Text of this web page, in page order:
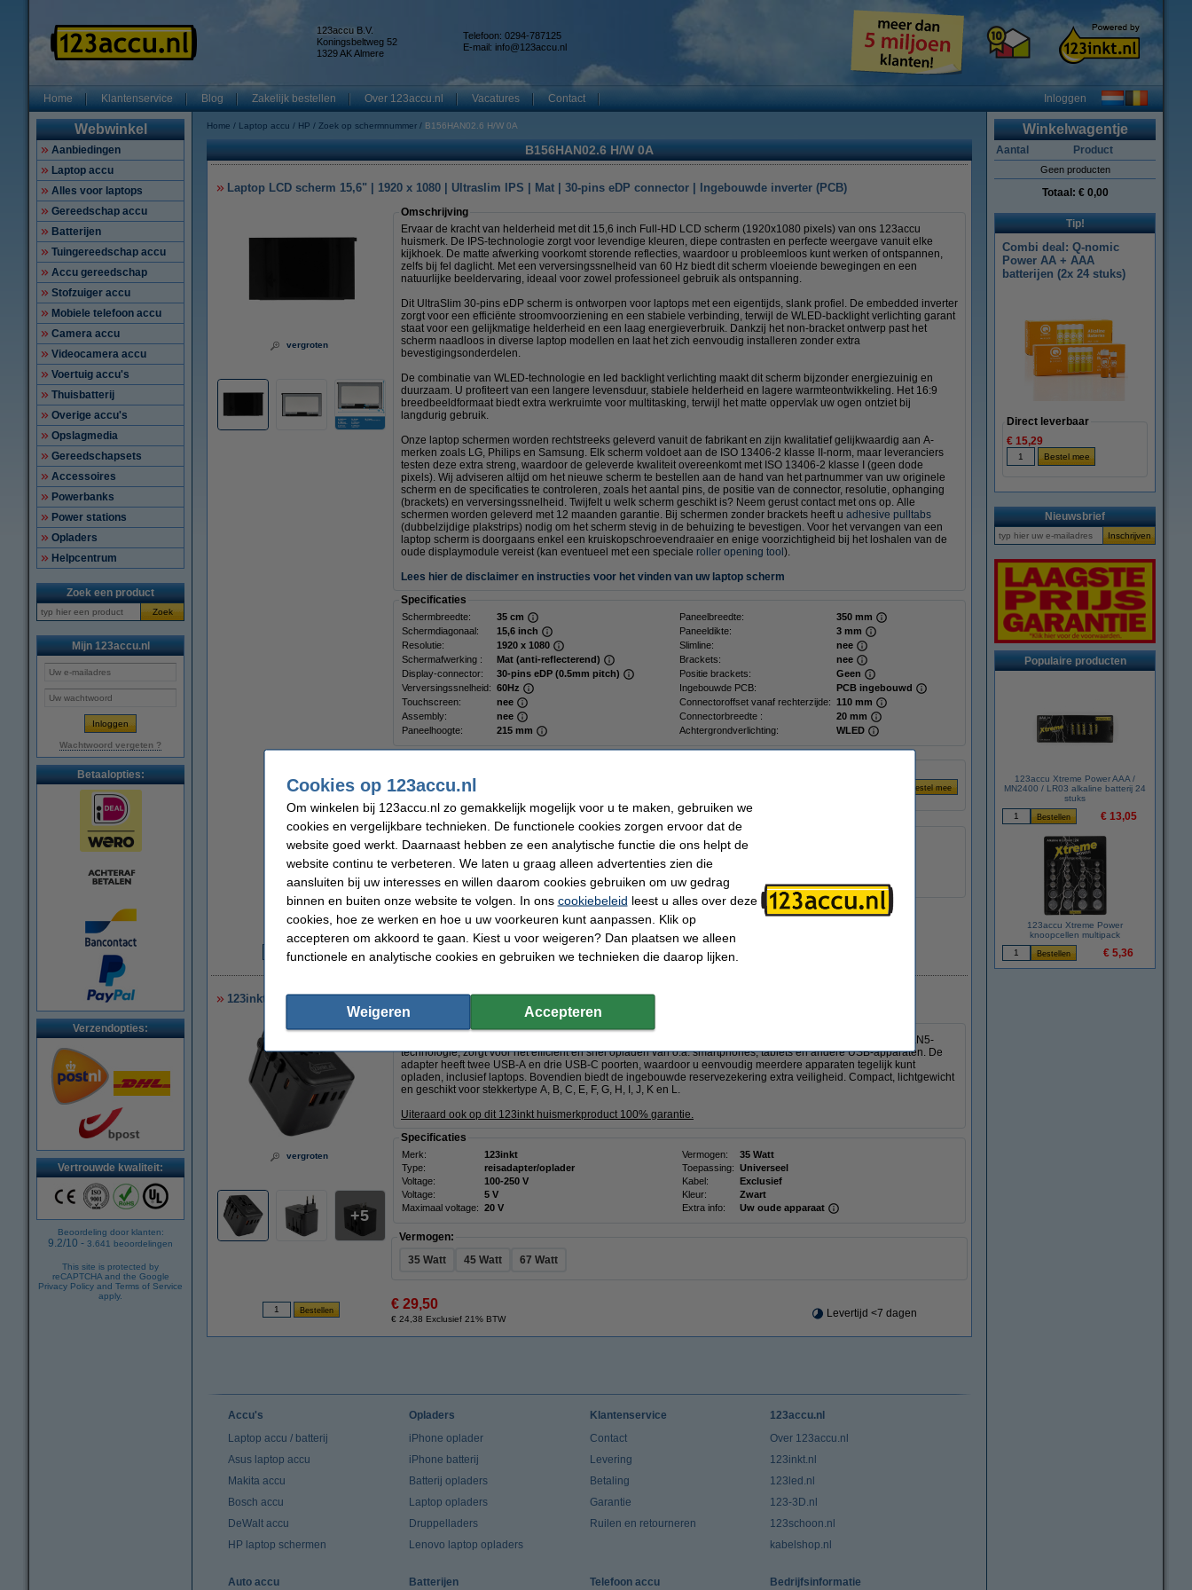
123accu B.V.
Koningsbeltweg 52
1329 AK Almere
Telefoon: 0294-787125
E-mail: info@123accu.nl
Home Klantenservice Blog Zakelijk bestellen Over 123accu.nl Vacatures Contact Inloggen
Webwinkel
Aanbiedingen
Laptop accu
Alles voor laptops
Gereedschap accu
Batterijen
Tuingereedschap accu
Accu gereedschap
Stofzuiger accu
Mobiele telefoon accu
Camera accu
Videocamera accu
Voertuig accu's
Thuisbatterij
Overige accu's
Opslagmedia
Gereedschapsets
Accessoires
Powerbanks
Power stations
Opladers
Helpcentrum
Zoek een product
Zoek
Mijn 123accu.nl
Wachtwoord vergeten ?
Betaalopties:
Verzendopties:
Vertrouwde kwaliteit:
Beoordeling door klanten:
9.2/10 - 3.641 beoordelingen
This site is protected by
reCAPTCHA and the Google
Privacy Policy and Terms of Service
apply.
Home Laptop accu HP Zoek op schermnummer B156HAN02.6 H/W 0A
B156HAN02.6 H/W 0A
Laptop LCD scherm 15,6" | 1920 x 1080 | Ultraslim IPS | Mat | 30-pins eDP connector | Ingebouwde inverter (PCB)
vergroten
Omschrijving
Ervaar de kracht van helderheid met dit 15,6 inch Full-HD LCD scherm (1920x1080 pixels) van ons 123accu
huismerk. De IPS-technologie zorgt voor levendige kleuren, diepe contrasten en perfecte weergave vanuit elke
kijkhoek. De matte afwerking voorkomt storende reflecties, waardoor u probleemloos kunt werken of ontspannen,
zelfs bij fel daglicht. Met een verversingssnelheid van 60 Hz biedt dit scherm vloeiende bewegingen en een
natuurlijke beeldervaring, ideaal voor zowel professioneel gebruik als ontspanning.
Dit UltraSlim 30-pins eDP scherm is ontworpen voor laptops met een eigentijds, slank profiel. De embedded inverter
zorgt voor een efficiënte stroomvoorziening en een stabiele verbinding, terwijl de WLED-backlight verlichting garant
staat voor een gelijkmatige helderheid en een laag energieverbruik. Dankzij het non-bracket ontwerp past het
scherm naadloos in diverse laptop modellen en laat het zich eenvoudig installeren zonder extra
bevestigingsonderdelen.
De combinatie van WLED-technologie en led backlight verlichting maakt dit scherm bijzonder energiezuinig en
duurzaam. U profiteert van een langere levensduur, stabiele helderheid en lagere warmteontwikkeling. Het 16:9
breedbeeldformaat biedt extra werkruimte voor multitasking, terwijl het matte oppervlak uw ogen ontziet bij
langdurig gebruik.
Onze laptop schermen worden rechtstreeks geleverd vanuit de fabrikant en zijn kwalitatief gelijkwaardig aan A-
merken zoals LG, Philips en Samsung. Elk scherm voldoet aan de ISO 13406-2 klasse II-norm, maar leveranciers
testen deze extra streng, waardoor de geleverde kwaliteit overeenkomt met ISO 13406-2 klasse I (geen dode
pixels). Wij adviseren altijd om het nieuwe scherm te bestellen aan de hand van het partnummer van uw originele
scherm en de specificaties te controleren, zoals het aantal pins, de positie van de connector, resolutie, ophanging
(brackets) en verversingssnelheid. Twijfelt u welk scherm geschikt is? Neem gerust contact met ons op. Alle
schermen worden geleverd met 12 maanden garantie. Bij schermen zonder brackets heeft u adhesive pulltabs
(dubbelzijdige plakstrips) nodig om het scherm stevig in de behuizing te bevestigen. Voor het vervangen van een
laptop scherm is doorgaans enkel een kruiskopschroevendraaier en enige voorzichtigheid bij het loshalen van de
oude displaymodule vereist (kan eventueel met een speciale roller opening tool ).
Lees hier de disclaimer en instructies voor het vinden van uw laptop scherm
Specificaties
Schermbreedte: 35 cm Paneelbreedte:
350 mm
Schermdiagonaal:
15,6 inch Paneeldikte:
3 mm
Resolutie:
1920 x 1080 Slimline:
nee
Schermafwerking :
Mat (anti-reflecterend) Brackets:
nee
Display-connector:
30-pins eDP (0.5mm pitch) Positie brackets:
Geen
Verversingssnelheid: 60Hz Ingebouwde PCB:
PCB ingebouwd
Touchscreen:
nee Connectoroffset vanaf rechterzijde: 110 mm
Assembly:
nee Connectorbreedte :
20 mm
Paneelhoogte:
215 mm Achtergrondverlichting: WLED
Plakstrips voor laptop LCD scherm (2 stuks)
€ 2,49
Dit product vervangt partnummers:
- 0000TN - 000TN
- 01K1DG
- 05NG4M
- 0F6FJJ
- 0JMJGH
-Klik hier voor meer productcodes
Nu bestellen is maandag in huis
€ 55,95
€ 46,24 Exclusief 21% BTW
123inkt reisadapter/oplader 35W met 2 USB-A + 3 USB-C
vergroten
5
Met de 123inkt reisadapter 35W beschikt u over een krachtige en veelzijdige oplader. De geavanceerde GaN5-
technologie, zorgt voor het efficiënt en snel opladen van o.a. smartphones, tablets en andere USB-apparaten. De
adapter heeft twee USB-A en drie USB-C poorten, waardoor u eenvoudig meerdere apparaten tegelijk kunt
opladen, inclusief laptops. Bovendien biedt de ingebouwde reservezekering extra veiligheid. Compact, lichtgewicht
en geschikt voor stekkertype A, B, C, E, F, G, H, I, J, K en L.
Uiteraard ook op dit 123inkt huismerkproduct 100% garantie.
Specificaties
Merk: 123inkt Vermogen:
35 Watt
Type:
reisadapter/oplader Toepassing: Universeel
Voltage:
100-250 V Kabel:
Exclusief
Voltage:
5 V Kleur:
Zwart
Maximaal voltage: 20 V Extra info: Uw oude apparaat
Vermogen:
35 Watt
45 Watt 67 Watt
€ 29,50
€ 24,38 Exclusief 21% BTW Levertijd <7 dagen
Winkelwagentje
Aantal Product
Geen producten
Totaal: € 0,00
Tip!
Combi deal: Q-nomic
Power AA + AAA
batterijen (2x 24 stuks)
Direct leverbaar
€ 15,29
Nieuwsbrief
Populaire producten
123accu Xtreme Power AAA /
MN2400 / LR03 alkaline batterij 24
stuks
€ 13,05
123accu Xtreme Power
knoopcellen multipack
€ 5,36
Accu's
Laptop accu / batterij
Asus laptop accu
Makita accu
Bosch accu
DeWalt accu
HP laptop schermen
Opladers
iPhone oplader
iPhone batterij
Batterij opladers
Laptop opladers
Druppelladers
Lenovo laptop opladers
Klantenservice
Contact
Levering
Betaling
Garantie
Ruilen en retourneren
123accu.nl
Over 123accu.nl
123inkt.nl
123led.nl
123-3D.nl
123schoon.nl
kabelshop.nl
Auto accu Batterijen Telefoon accu Bedrijfsinformatie
Cookies op 123accu.nl
Om winkelen bij 123accu.nl zo gemakkelijk mogelijk voor u te maken, gebruiken we
cookies en vergelijkbare technieken. De functionele cookies zorgen ervoor dat de
website goed werkt. Daarnaast hebben ze een analytische functie die ons helpt de
website continu te verbeteren. We laten u graag alleen advertenties zien die
aansluiten bij uw interesses en willen daarom cookies gebruiken om uw gedrag
binnen en buiten onze website te volgen. In ons cookiebeleid leest u alles over deze
cookies, hoe ze werken en hoe u uw voorkeuren kunt aanpassen. Klik op
accepteren om akkoord te gaan. Kiest u voor weigeren? Dan plaatsen we alleen
functionele en analytische cookies en gebruiken we technieken die daarop lijken.
Weigeren Accepteren